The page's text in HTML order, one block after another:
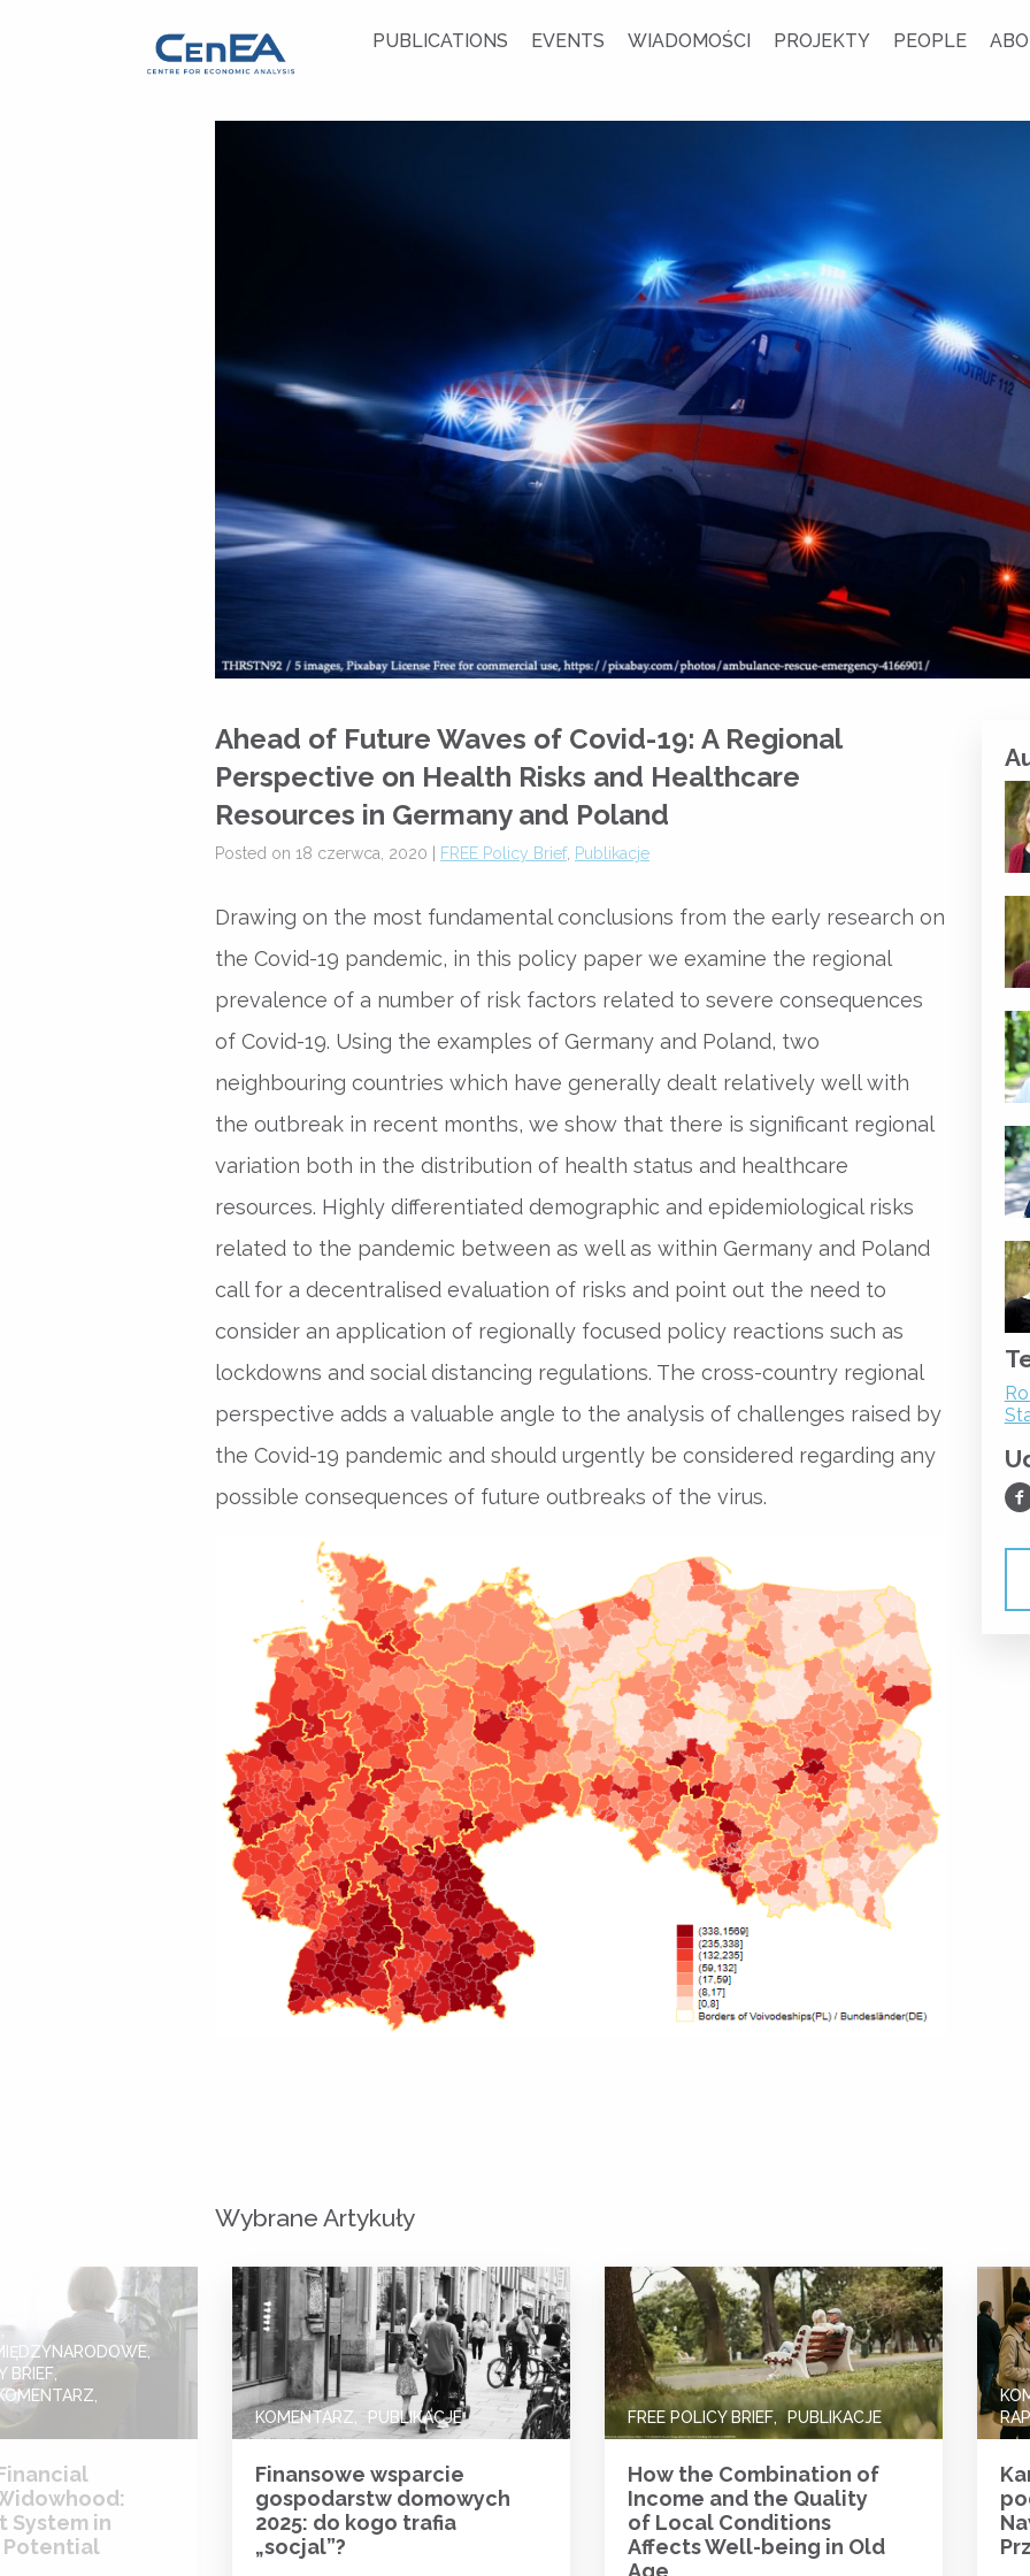
PUBLICATIONS EVENTS WIADOMOŚCI PROJEKTY PEOPLE
Ahead of Future Waves of Covid-19: A Regional
Perspective on Health Risks and Healthcare
Resources in Germany and Poland
Posted on 18 czerwca, 2020 | FREE Policy Brief, Publikacje
Drawing on the most fundamental conclusions from the early research on
the Covid-19 pandemic, in this policy paper we examine the regional
prevalence of a number of risk factors related to severe consequences
of Covid-19. Using the examples of Germany and Poland, two
neighbouring countries which have generally dealt relatively well with
the outbreak in recent months, we show that there is significant regional
variation both in the distribution of health status and healthcare
resources. Highly differentiated demographic and epidemiological risks
related to the pandemic between as well as within Germany and Poland
call for a decentralised evaluation of risks and point out the need to
consider an application of regionally focused policy reactions such as
lockdowns and social distancing regulations. The cross-country regional
perspective adds a valuable angle to the analysis of challenges raised by
the Covid-19 pandemic and should urgently be considered regarding any
possible consequences of future outbreaks of the virus.
Wybrane Artykuły
BRIEF
System in
Potential
KOMENTARZ PUBLIKACJE
Finansowe wsparcie
gospodarstw domowych
2025: do kogo trafia
„socjal”?
FREE POLICY BRIEF PUBLIKACJE
How the Combination of
Income and the Quality
of Local Conditions
Affects Well-being in Old
Age